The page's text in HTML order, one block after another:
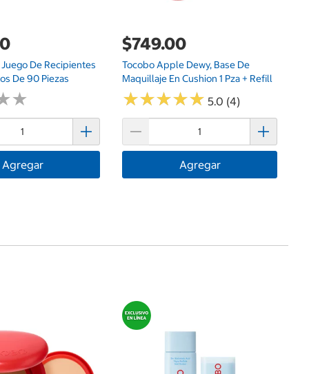
De Recipientes
De 90 Piezas
★
★
Agregar
$749.00
Tocobo Apple Dewy, Base De
Maquillaje En Cushion 1 Pza + Refill
★★★★★
★★★★★ 5.0 (4)
Agregar